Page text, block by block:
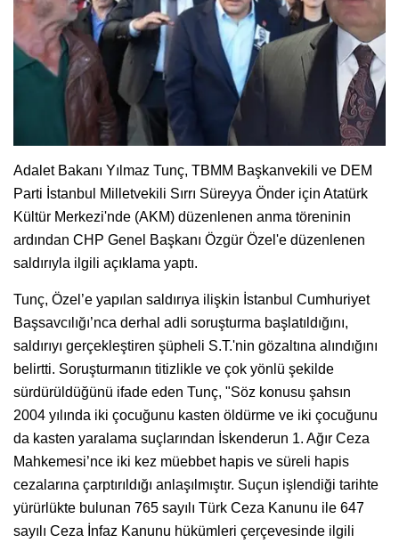
Adalet Bakanı Yılmaz Tunç, TBMM Başkanvekili ve DEM
Parti İstanbul Milletvekili Sırrı Süreyya Önder için Atatürk
Kültür Merkezi'nde (AKM) düzenlenen anma töreninin
ardından CHP Genel Başkanı Özgür Özel'e düzenlenen
saldırıyla ilgili açıklama yaptı.
Tunç, Özel’e yapılan saldırıya ilişkin İstanbul Cumhuriyet
Başsavcılığı’nca derhal adli soruşturma başlatıldığını,
saldırıyı gerçekleştiren şüpheli S.T.'nin gözaltına alındığını
belirtti. Soruşturmanın titizlikle ve çok yönlü şekilde
sürdürüldüğünü ifade eden Tunç, "Söz konusu şahsın
2004 yılında iki çocuğunu kasten öldürme ve iki çocuğunu
da kasten yaralama suçlarından İskenderun 1. Ağır Ceza
Mahkemesi’nce iki kez müebbet hapis ve süreli hapis
cezalarına çarptırıldığı anlaşılmıştır. Suçun işlendiği tarihte
yürürlükte bulunan 765 sayılı Türk Ceza Kanunu ile 647
sayılı Ceza İnfaz Kanunu hükümleri çerçevesinde ilgili